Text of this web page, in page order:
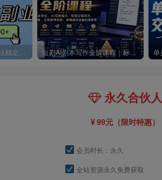
零撸搬砖掘金项目，玩法稳定普通人可落地的长期副业，月收益轻松10000+ 短剧AI剧本写作全阶课程｜标准剧本格式、AI写剧指令、投稿过稿技巧、网文改编、主线剧情把控、审稿避坑全套实操教学
永久合伙人
99元（限时特惠）
会员时长：永久
全站资源永久免费获取